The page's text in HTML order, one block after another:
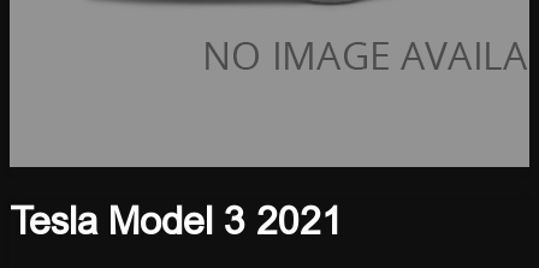
Tesla Model 3 2021